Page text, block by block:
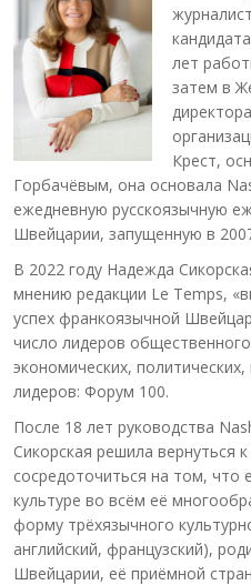
лет
затем в
Крест,
Горбачёвым, она основала
ежедневную русскоязычную
Швейцарии, запущенную в
В 2022 году Надежда
мнению редакции Le Temps,
успех франкоязычной
число лидеров
экономических,
лидеров: Форум 100.
После 18 лет руководства
Сикорская решила вернуться
сосредоточиться на том, что
культуре во всём её
форму трёхязычного
английский, французский),
Швейцарии, её приёмной